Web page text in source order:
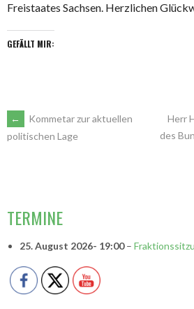
Freistaates Sachsen. Herzlichen
GEFÄLLT MIR:
ARTIKEL-
←
Kommetar zur aktuellen
politischen Lage
Herr
des
TERMINE
25. August 2026- 19:00–